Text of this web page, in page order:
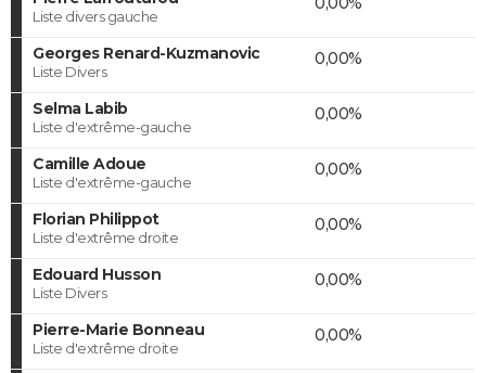
Liste divers gauche
Georges Renard-Kuzmanovic
Liste Divers
0,00%
Selma Labib
Liste d'extrême-gauche
0,00%
Camille Adoue
Liste d'extrême-gauche
0,00%
Florian Philippot
Liste d'extrême droite
0,00%
Edouard Husson
Liste Divers
0,00%
Pierre-Marie Bonneau
Liste d'extrême droite
0,00%